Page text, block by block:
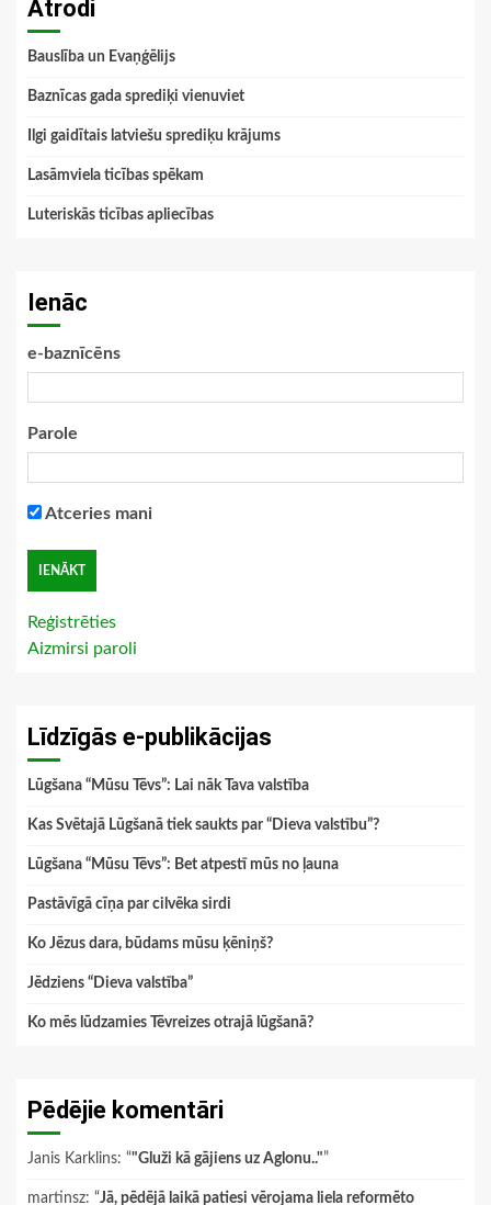
Atrodi
Bauslība un Evaņģēlijs
Baznīcas gada sprediķi vienuviet
Ilgi gaidītais latviešu sprediķu krājums
Lasāmviela ticības spēkam
Luteriskās ticības apliecības
Ienāc
e-baznīcēns
Parole
Atceries mani
Reģistrēties
Aizmirsi paroli
Līdzīgās e-publikācijas
Lūgšana “Mūsu Tēvs”: Lai nāk Tava valstība
Kas Svētajā Lūgšanā tiek saukts par “Dieva valstību”?
Lūgšana “Mūsu Tēvs”: Bet atpestī mūs no ļauna
Pastāvīgā cīņa par cilvēka sirdi
Ko Jēzus dara, būdams mūsu ķēniņš?
Jēdziens “Dieva valstība”
Ko mēs lūdzamies Tēvreizes otrajā lūgšanā?
Pēdējie komentāri
Janis Karklins: “"Gluži kā gājiens uz Aglonu.."”
martinsz: “Jā, pēdējā laikā patiesi vērojama liela reformēto